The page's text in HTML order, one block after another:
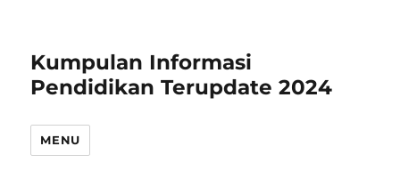
Kumpulan Informasi
Pendidikan Terupdate 2024
MENU